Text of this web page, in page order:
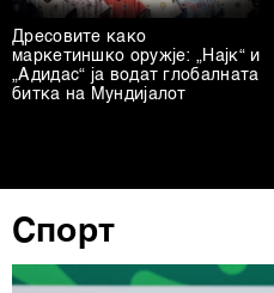
Дресовите како
маркетиншко оружје: „Најк“ и
„Адидас“ ја водат глобалната
битка на Мундијалот
Спорт